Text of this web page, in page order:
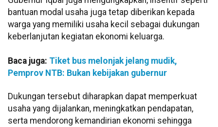
bantuan modal usaha juga tetap diberikan kepada
warga yang memiliki usaha kecil sebagai dukungan
keberlanjutan kegiatan ekonomi keluarga.
Baca juga: Tiket bus melonjak jelang mudik,
Pemprov NTB: Bukan kebijakan gubernur
Dukungan tersebut diharapkan dapat memperkuat
usaha yang dijalankan, meningkatkan pendapatan,
serta mendorong kemandirian ekonomi sehingga